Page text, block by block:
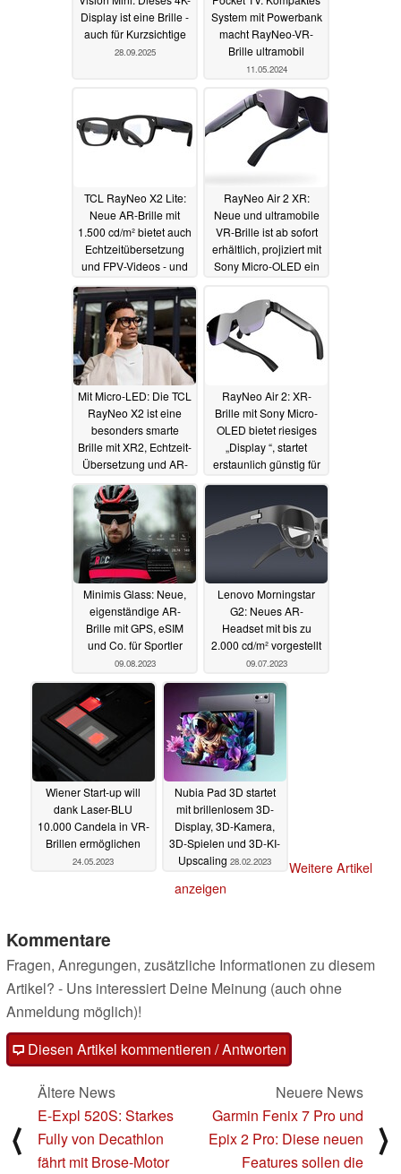
Display ist eine Brille -
auch für Kurzsichtige
28.09.2025
System mit Powerbank
macht RayNeo-VR-
Brille ultramobil
11.05.2024
TCL RayNeo X2 Lite:
Neue AR-Brille mit
1.500 cd/m² bietet auch
Echtzeitübersetzung
und FPV-Videos - und
Farbdarstellung
08.01.2024
RayNeo Air 2 XR:
Neue und ultramobile
VR-Brille ist ab sofort
erhältlich, projiziert mit
Sony Micro-OLED ein
die Augen09.11.2023
Mit Micro-LED: Die TCL
RayNeo X2 ist eine
besonders smarte
Brille mit XR2, Echtzeit-
Übersetzung und AR-
Navigation18.10.2023
RayNeo Air 2: XR-
Brille mit Sony Micro-
OLED bietet riesiges
„Display “, startet
erstaunlich günstig für
Gaming, Medien und
Minimis Glass: Neue,
eigenständige AR-
Brille mit GPS, eSIM
und Co. für Sportler
09.08.2023
Lenovo Morningstar
G2: Neues AR-
Headset mit bis zu
2.000 cd/m² vorgestellt
09.07.2023
Wiener Start-up will
dank Laser-BLU
10.000 Candela in VR-
Brillen ermöglichen
24.05.2023
Nubia Pad 3D startet
mit brillenlosem 3D-
Display, 3D-Kamera,
3D-Spielen und 3D-KI-
Upscaling 28.02.2023
Weitere Artikel
anzeigen
Kommentare
Fragen, Anregungen, zusätzliche Informationen zu diesem
Artikel? - Uns interessiert Deine Meinung (auch ohne
Anmeldung möglich)!
Diesen Artikel kommentieren / Antworten
⟨
Ältere News
E-Expl 520S: Starkes
Fully von Decathlon
fährt mit Brose-Motor
Neuere News
Garmin Fenix 7 Pro und
Epix 2 Pro: Diese neuen
Features sollen die
⟩